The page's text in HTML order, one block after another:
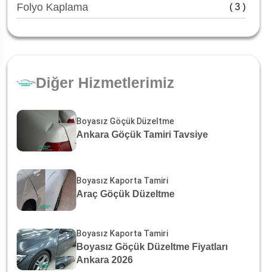
Folyo Kaplama ( 3 )
Diğer Hizmetlerimiz
Boyasız Göçük Düzeltme
Ankara Göçük Tamiri Tavsiye
Boyasız Kaporta Tamiri
Araç Göçük Düzeltme
Boyasız Kaporta Tamiri
Boyasız Göçük Düzeltme Fiyatları
Ankara 2026